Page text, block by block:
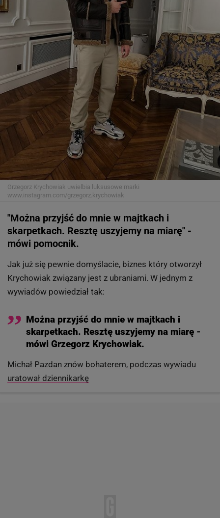
Grzegorz Krychowiak uwielbia luksusowe marki
www.instagram.com/grzegorz.krychowiak
"Można przyjść do mnie w majtkach i
skarpetkach. Resztę uszyjemy na miarę" -
mówi pomocnik.
Jak już się pewnie domyślacie, biznes który otworzył
Krychowiak związany jest z ubraniami. W jednym z
wywiadów powiedział tak:
Można przyjść do mnie w majtkach i
skarpetkach. Resztę uszyjemy na miarę -
mówi Grzegorz Krychowiak.
Michał Pazdan znów bohaterem, podczas wywiadu
uratował dziennikarkę